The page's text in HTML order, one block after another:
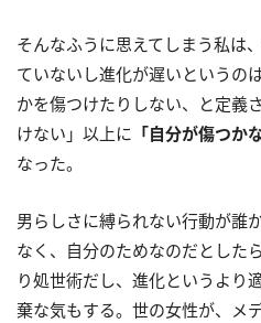
そんなふうに思えてしまう私は
ていないし進化が遅いというの
かを傷つけたりしない、と定義
けない」以上に 「自分が傷つか
なった。
男らしさに縛られない行動が誰
なく、自分のためなのだとした
り処世術だし、進化というより
棄な気もする。世の女性が、メ